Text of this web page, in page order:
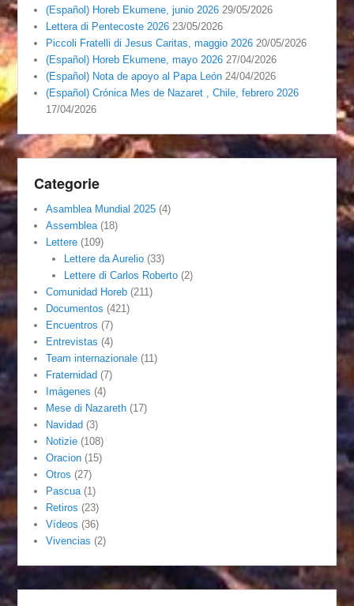
(Español) Horeb Ekumene, junio 2026 29/05/2026
Lettera di Pentecoste 2026 23/05/2026
Piccoli Fratelli di Jesus Caritas, maggio 2026 20/05/2026
(Español) Horeb Ekumene, mayo 2026 27/04/2026
(Español) Nota de apoyo al Papa León 24/04/2026
(Español) Crónica Mes de Nazaret , Chile, febrero 2026
17/04/2026
Categorie
Asamblea Mundial 2025 (4)
Assemblea (18)
Lettere (109)
Lettere da Aurelio(33)
Lettere di Carlos Roberto(2)
Comunidad Horeb (211)
Documentos (421)
Encuentros (7)
Entrevistas (4)
Team internazionale (11)
Fraternidad (7)
Imágenes (4)
Mese di Nazareth (17)
Navidad (3)
Notizie (108)
Oracion (15)
Otros (27)
Pascua (1)
Retiros (23)
Vídeos (36)
Vivencias (2)